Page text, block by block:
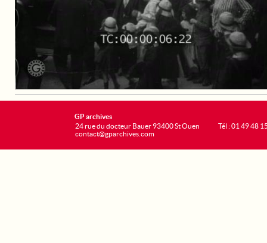
GP archives
24 rue du docteur Bauer 93400 St Ouen
contact@gparchives.com
Tél : 01 49 48